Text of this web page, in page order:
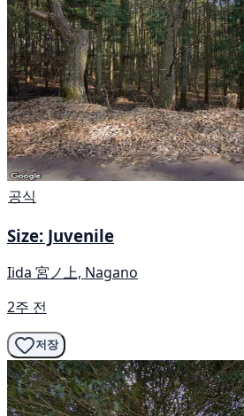
공식
Size: Juvenile
Iida 宮ノ上, Nagano
2주 전
저장